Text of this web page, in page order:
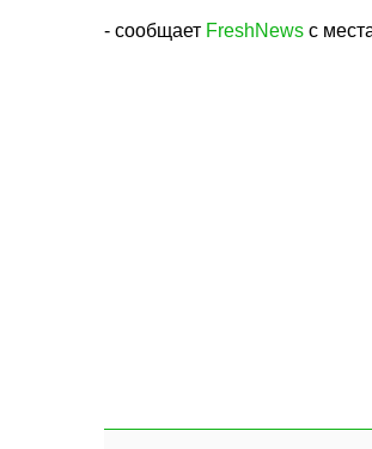
- сообщает FreshNews с